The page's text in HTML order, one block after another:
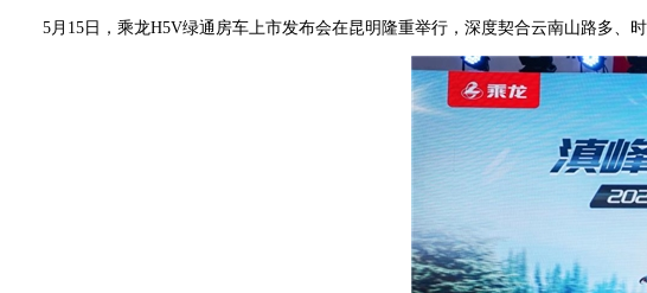
5月15日，乘龙H5V绿通房车上市发布会在昆明隆重举行，深度契合云南山路多、